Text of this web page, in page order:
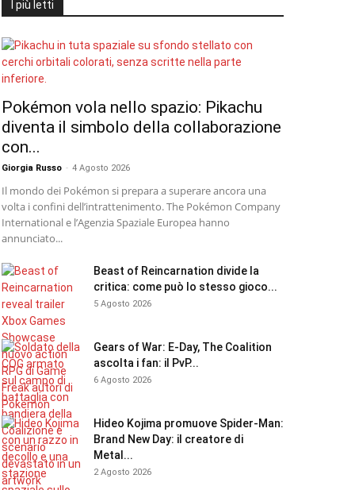
I più letti
Pokémon vola nello spazio: Pikachu
diventa il simbolo della collaborazione
con...
Giorgia Russo - 4 Agosto 2026
Il mondo dei Pokémon si prepara a superare ancora una
volta i confini dell’intrattenimento. The Pokémon Company
International e l’Agenzia Spaziale Europea hanno
annunciato...
Beast of Reincarnation divide la
critica: come può lo stesso gioco...
5 Agosto 2026
Gears of War: E-Day, The Coalition
ascolta i fan: il PvP...
6 Agosto 2026
Hideo Kojima promuove Spider-Man:
Brand New Day: il creatore di
Metal...
2 Agosto 2026